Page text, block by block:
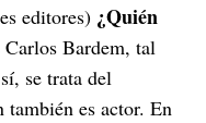
editores) ¿Quién
Bardem, tal
se trata del
también es actor. En